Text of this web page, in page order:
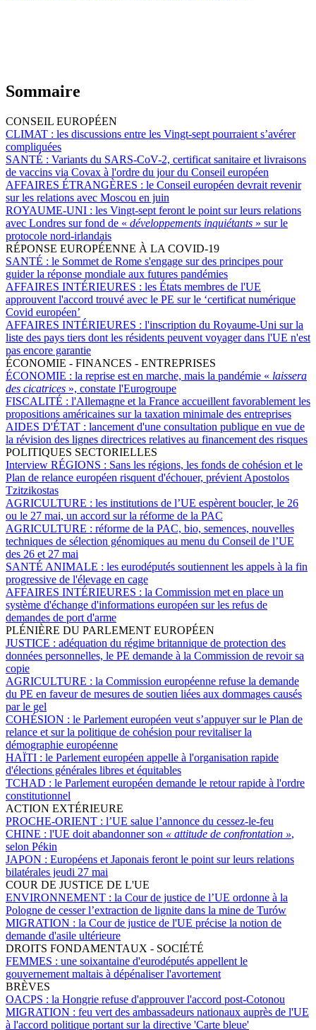
Sommaire
CONSEIL EUROPÉEN
CLIMAT : les discussions entre les Vingt-sept pourraient s’avérer
compliquées
SANTÉ : Variants du SARS-CoV-2, certificat sanitaire et livraisons
de vaccins via Covax à l'ordre du jour du Conseil européen
AFFAIRES ÉTRANGÈRES : le Conseil européen devrait revenir
sur les relations avec Moscou en juin
ROYAUME-UNI : les Vingt-sept feront le point sur leurs relations
avec Londres sur fond de « développements inquiétants » sur le
protocole nord-irlandais
RÉPONSE EUROPÉENNE À LA COVID-19
SANTÉ : le Sommet de Rome s'engage sur des principes pour
guider la réponse mondiale aux futures pandémies
AFFAIRES INTÉRIEURES : les États membres de l'UE
approuvent l'accord trouvé avec le PE sur le ‘certificat numérique
Covid européen’
AFFAIRES INTÉRIEURES : l'inscription du Royaume-Uni sur la
liste des pays tiers dont les résidents peuvent voyager dans l'UE n'est
pas encore garantie
ÉCONOMIE - FINANCES - ENTREPRISES
ÉCONOMIE : la reprise est en marche, mais la pandémie « laissera
des cicatrices », constate l'Eurogroupe
FISCALITÉ : l'Allemagne et la France accueillent favorablement les
propositions américaines sur la taxation minimale des entreprises
AIDES D'ÉTAT : lancement d'une consultation publique en vue de
la révision des lignes directrices relatives au financement des risques
POLITIQUES SECTORIELLES
Interview RÉGIONS : Sans les régions, les fonds de cohésion et le
Plan de relance européen risquent d'échouer, prévient Apostolos
Tzitzikostas
AGRICULTURE : les institutions de l’UE espèrent boucler, le 26
ou le 27 mai, un accord sur la réforme de la PAC
AGRICULTURE : réforme de la PAC, bio, semences, nouvelles
techniques de sélection génomiques au menu du Conseil de l’UE
des 26 et 27 mai
SANTÉ ANIMALE : les eurodéputés soutiennent les appels à la fin
progressive de l'élevage en cage
AFFAIRES INTÉRIEURES : la Commission met en place un
système d'échange d'informations européen sur les refus de
demandes de port d'arme
PLÉNIÈRE DU PARLEMENT EUROPÉEN
JUSTICE : adéquation du régime britannique de protection des
données personnelles, le PE demande à la Commission de revoir sa
copie
AGRICULTURE : la Commission européenne refuse la demande
du PE en faveur de mesures de soutien liées aux dommages causés
par le gel
COHÉSION : le Parlement européen veut s’appuyer sur le Plan de
relance et sur la politique de cohésion pour revitaliser la
démographie européenne
HAÏTI : le Parlement européen appelle à l'organisation rapide
d'élections générales libres et équitables
TCHAD : le Parlement européen demande le retour rapide à l'ordre
constitutionnel
ACTION EXTÉRIEURE
PROCHE-ORIENT : l’UE salue l’annonce du cessez-le-feu
CHINE : l'UE doit abandonner son « attitude de confrontation »,
selon Pékin
JAPON : Européens et Japonais feront le point sur leurs relations
bilatérales jeudi 27 mai
COUR DE JUSTICE DE L'UE
ENVIRONNEMENT : la Cour de justice de l’UE ordonne à la
Pologne de cesser l’extraction de lignite dans la mine de Turów
MIGRATION : la Cour de justice de l'UE précise la notion de
demande d'asile ultérieure
DROITS FONDAMENTAUX - SOCIÉTÉ
FEMMES : une soixantaine d'eurodéputés appellent le
gouvernement maltais à dépénaliser l'avortement
BRÈVES
OACPS : la Hongrie refuse d'approuver l'accord post-Cotonou
MIGRATION : feu vert des ambassadeurs nationaux auprès de l'UE
à l'accord politique portant sur la directive 'Carte bleue'